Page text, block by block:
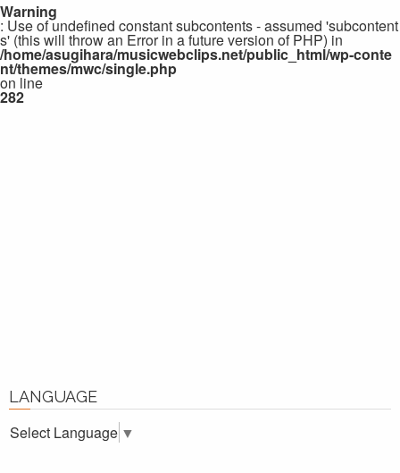
Warning
: Use of undefined constant subcontents - assumed 'subcontent
s' (this will throw an Error in a future version of PHP) in
/home/asugihara/musicwebclips.net/public_html/wp-conte
nt/themes/mwc/single.php
on line
282
LANGUAGE
Select Language ▼